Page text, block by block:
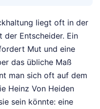
liegt oft in der
der Entscheider. Ein
Mut und eine
das übliche Maß
man sich oft auf dem
Heinz Von Heiden
sein könnte: eine